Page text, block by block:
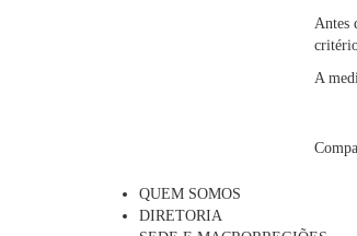
Antes
A
QUEM SOMOS
DIRETORIA